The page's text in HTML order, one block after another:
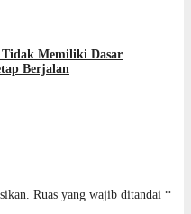
Tidak Memiliki Dasar
Berjalan
Ruas yang wajib ditandai *